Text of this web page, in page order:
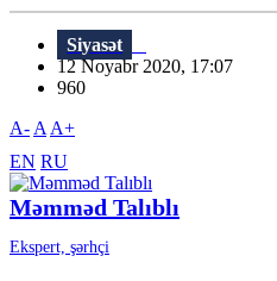
Siyasət
12 Noyabr 2020, 17:07
960
A- A A+
EN RU
Məmməd Talıblı
Ekspert, şərhçi